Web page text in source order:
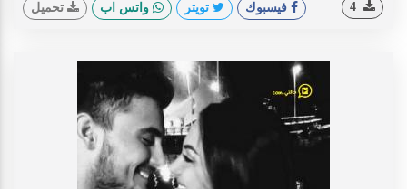
فيسبوك تويتر واتس اب تحميل